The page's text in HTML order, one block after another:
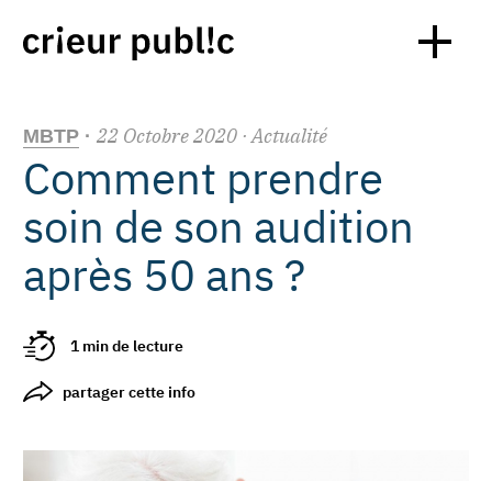
MBTP · 22 Octobre2020 · Actualité
Comment prendre
soin de son audition
après 50 ans ?
1 min de lecture
partager cette info